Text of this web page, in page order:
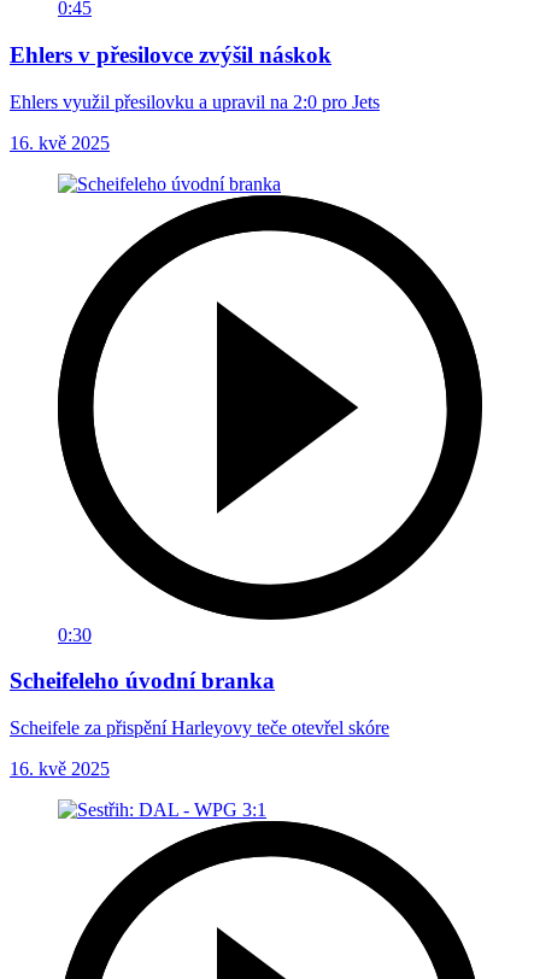
0:45
Ehlers v přesilovce zvýšil náskok
Ehlers využil přesilovku a upravil na 2:0 pro Jets
16. kvě 2025
0:30
Scheifeleho úvodní branka
Scheifele za přispění Harleyovy teče otevřel skóre
16. kvě 2025